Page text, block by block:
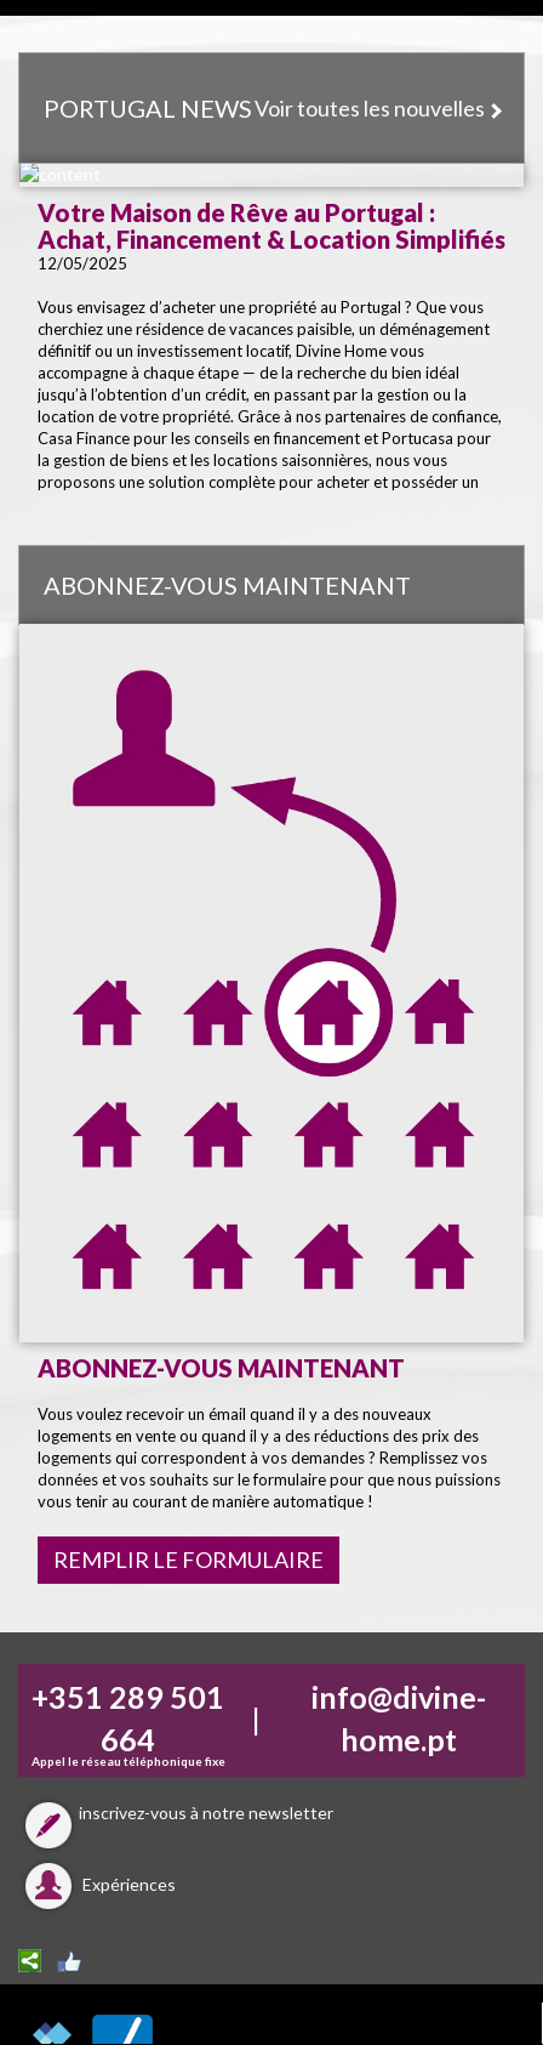
PORTUGAL NEWSVoir toutes les nouvelles
Votre Maison de Rêve au Portugal :
Achat, Financement & Location Simplifiés
12/05/2025
Vous envisagez d’acheter une propriété au Portugal ? Que vous
cherchiez une résidence de vacances paisible, un déménagement
définitif ou un investissement locatif, Divine Home vous
accompagne à chaque étape — de la recherche du bien idéal
jusqu’à l’obtention d’un crédit, en passant par la gestion ou la
location de votre propriété. Grâce à nos partenaires de confiance,
Casa Finance pour les conseils en financement et Portucasa pour
la gestion de biens et les locations saisonnières, nous vous
proposons une solution complète pour acheter et posséder un
ABONNEZ-VOUS MAINTENANT
ABONNEZ-VOUS MAINTENANT
Vous voulez recevoir un émail quand il y a des nouveaux
logements en vente ou quand il y a des réductions des prix des
logements qui correspondent à vos demandes ? Remplissez vos
données et vos souhaits sur le formulaire pour que nous puissions
vous tenir au courant de manière automatique !
REMPLIR LE FORMULAIRE
+351 289 501
664
Appel le réseau téléphonique fixe
|
info@divine-
home.pt
inscrivez-vous à notre newsletter
Expériences